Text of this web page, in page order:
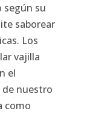
según su
saborear
Los
vajilla
el
de nuestro
como